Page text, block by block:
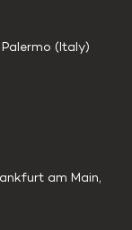
(Italy)
am Main,